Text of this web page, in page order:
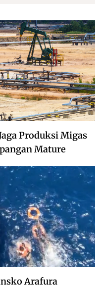
Produksi Migas
Mature
Arafura